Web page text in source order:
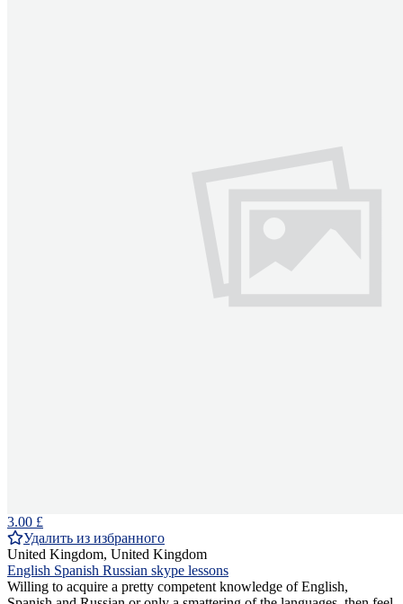
3.00 £
Удалить из избранного
United Kingdom, United Kingdom
English Spanish Russian skype lessons
Willing to acquire a pretty competent knowledge of English,